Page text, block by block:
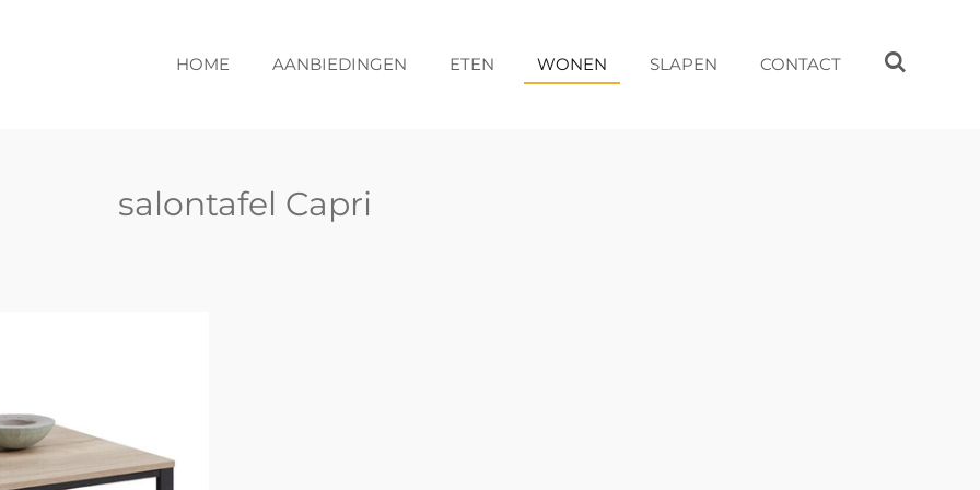
HOME AANBIEDINGEN ETEN WONEN SLAPEN CONTACT
salontafel Capri